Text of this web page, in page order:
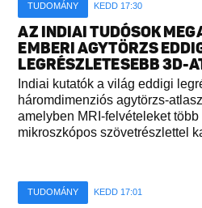
TUDOMÁNY KEDD 17:30
AZ INDIAI TUDÓSOK
EMBERI AGYTÖRZS
LEGRÉSZLETESEBB 3D-
Indiai kutatók a világ eddigi
háromdimenziós agytörzs-
amelyben MRI-felvételeket több
mikroszkópos szövetrészlettel
TUDOMÁNY KEDD 17:01